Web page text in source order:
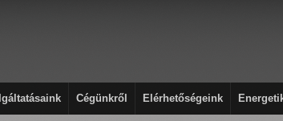
Cégünkről Elérhetőségeink